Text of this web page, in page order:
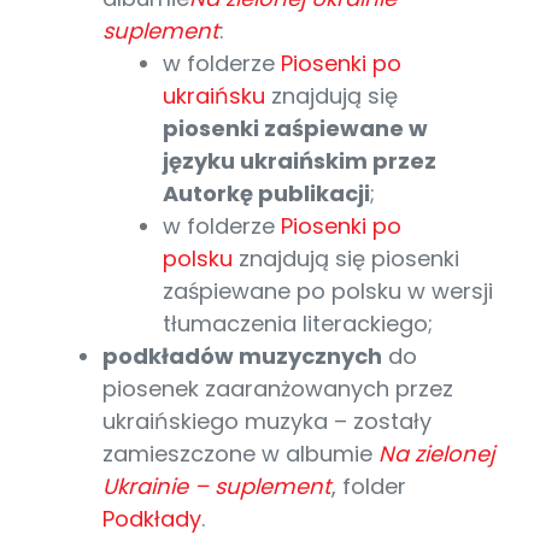
suplement:
w folderze Piosenki po
ukraińsku znajdują się
piosenki zaśpiewane w
języku ukraińskim przez
Autorkę publikacji;
w folderze Piosenki po
polsku znajdują się piosenki
zaśpiewane po polsku w wersji
tłumaczenia literackiego;
podkładów muzycznych do
piosenek zaaranżowanych przez
ukraińskiego muzyka – zostały
zamieszczone w albumie Na zielonej
Ukrainie – suplement, folder
Podkłady.